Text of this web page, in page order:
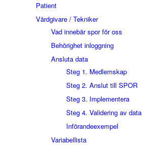
Patient
Vårdgivare / Tekniker
Vad innebär spor för oss
Behörighet inloggning
Ansluta data
Steg 1. Medlemskap
Steg 2. Anslut till SPOR
Steg 3. Implementera
Steg 4. Validering av data
Införandeexempel
Variabellista